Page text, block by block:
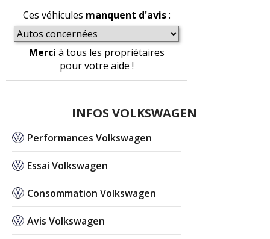
Ces véhicules manquent d'avis:
Merci à tous les propriétaires
pour votre aide !
INFOS VOLKSWAGEN
Performances Volkswagen
Essai Volkswagen
Consommation Volkswagen
Avis Volkswagen